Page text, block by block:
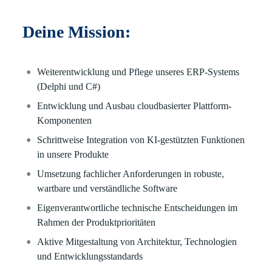
Deine Mission:
Weiterentwicklung und Pflege unseres ERP-Systems
(Delphi und C#)
Entwicklung und Ausbau cloudbasierter Plattform-
Komponenten
Schrittweise Integration von KI-gestützten Funktionen
in unsere Produkte
Umsetzung fachlicher Anforderungen in robuste,
wartbare und verständliche Software
Eigenverantwortliche technische Entscheidungen im
Rahmen der Produktprioritäten
Aktive Mitgestaltung von Architektur, Technologien
und Entwicklungsstandards